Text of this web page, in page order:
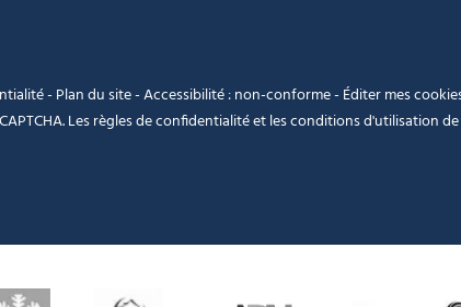
- Plan du site-Accessibilité : non-conforme- Éditer mes
Lesrègles de confidentialitéet lesconditions d'utilisation